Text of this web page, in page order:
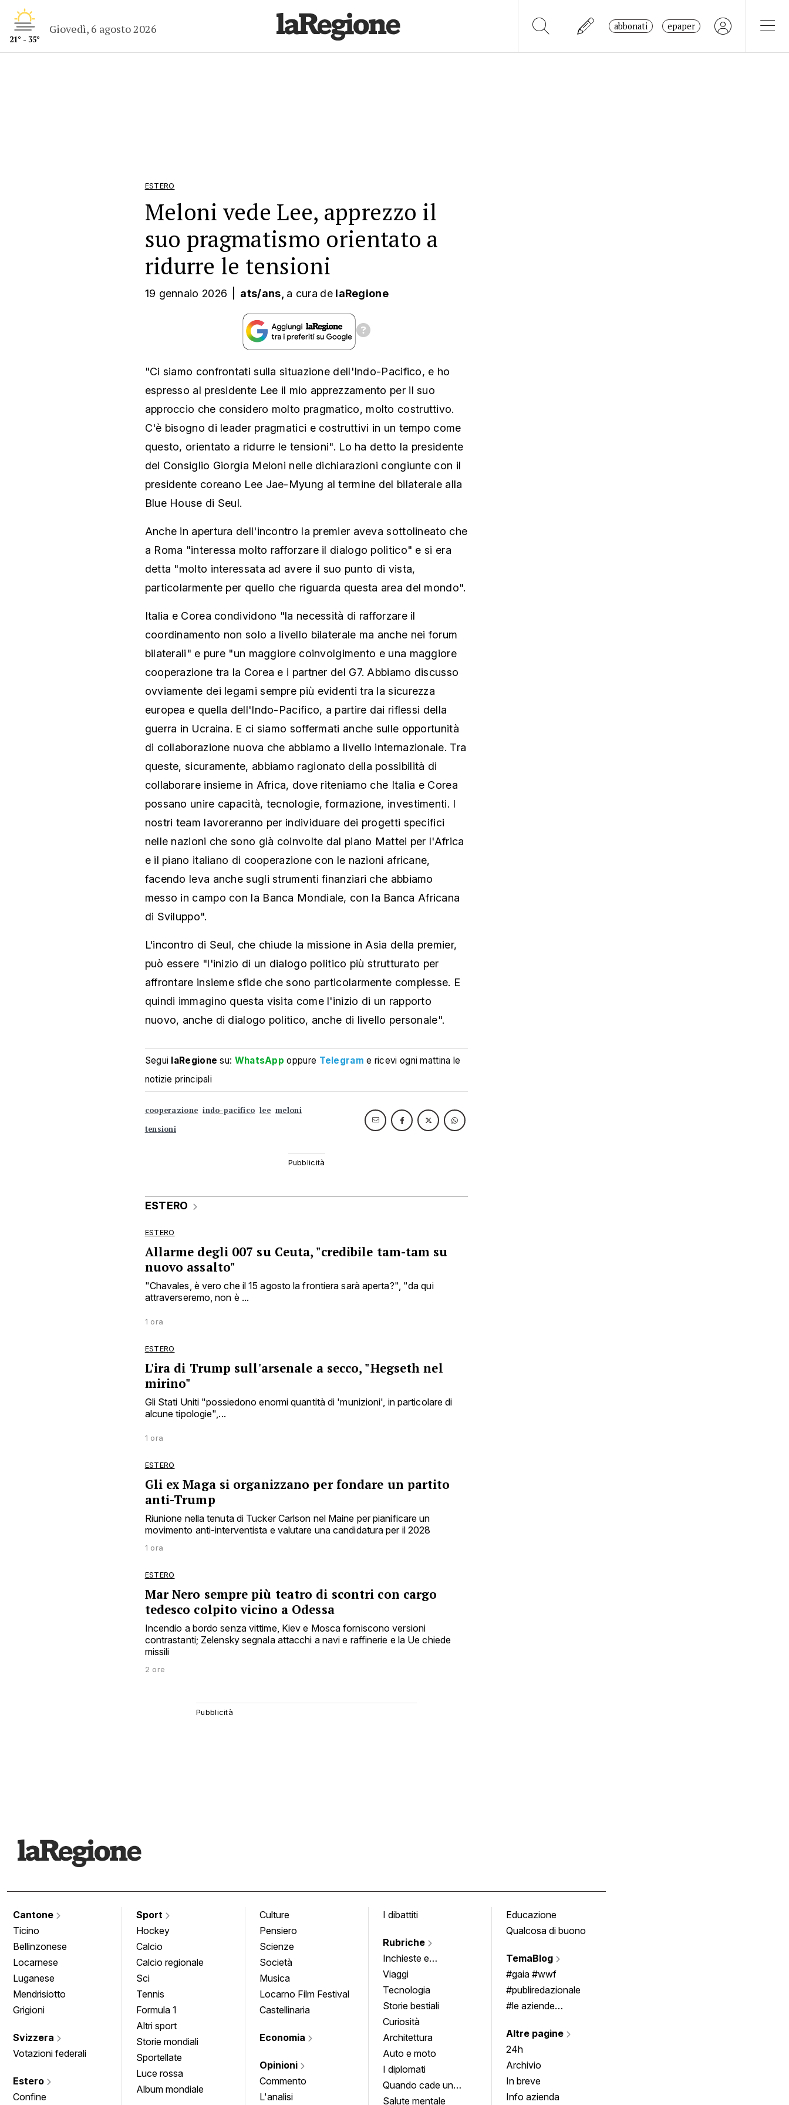
21° - 35°
Giovedì, 6 agosto 2026 abbonati epaper
ESTERO
Meloni vede Lee, apprezzo il
suo pragmatismo orientato a
ridurre le tensioni
19 gennaio 2026 ats/ans, a cura de laRegione
"Ci siamo confrontati sulla situazione dell'Indo-Pacifico, e ho
espresso al presidente Lee il mio apprezzamento per il suo
approccio che considero molto pragmatico, molto costruttivo.
C'è bisogno di leader pragmatici e costruttivi in un tempo come
questo, orientato a ridurre le tensioni". Lo ha detto la presidente
del Consiglio Giorgia Meloni nelle dichiarazioni congiunte con il
presidente coreano Lee Jae-Myung al termine del bilaterale alla
Blue House di Seul.
Anche in apertura dell'incontro la premier aveva sottolineato che
a Roma "interessa molto rafforzare il dialogo politico" e si era
detta "molto interessata ad avere il suo punto di vista,
particolarmente per quello che riguarda questa area del mondo".
Italia e Corea condividono "la necessità di rafforzare il
coordinamento non solo a livello bilaterale ma anche nei forum
bilaterali" e pure "un maggiore coinvolgimento e una maggiore
cooperazione tra la Corea e i partner del G7. Abbiamo discusso
ovviamente dei legami sempre più evidenti tra la sicurezza
europea e quella dell'Indo-Pacifico, a partire dai riflessi della
guerra in Ucraina. E ci siamo soffermati anche sulle opportunità
di collaborazione nuova che abbiamo a livello internazionale. Tra
queste, sicuramente, abbiamo ragionato della possibilità di
collaborare insieme in Africa, dove riteniamo che Italia e Corea
possano unire capacità, tecnologie, formazione, investimenti. I
nostri team lavoreranno per individuare dei progetti specifici
nelle nazioni che sono già coinvolte dal piano Mattei per l'Africa
e il piano italiano di cooperazione con le nazioni africane,
facendo leva anche sugli strumenti finanziari che abbiamo
messo in campo con la Banca Mondiale, con la Banca Africana
di Sviluppo".
L'incontro di Seul, che chiude la missione in Asia della premier,
può essere "l'inizio di un dialogo politico più strutturato per
affrontare insieme sfide che sono particolarmente complesse. E
quindi immagino questa visita come l'inizio di un rapporto
nuovo, anche di dialogo politico, anche di livello personale".
Segui laRegione su: WhatsApp oppure Telegram e ricevi ogni mattina le
notizie principali
cooperazione indo-pacifico lee meloni
tensioni
ESTERO
ESTERO
Allarme degli 007 su Ceuta, "credibile tam-tam su
nuovo assalto"
"Chavales, è vero che il 15 agosto la frontiera sarà aperta?", "da qui
attraverseremo, non è ...
1 ora
ESTERO
L'ira di Trump sull'arsenale a secco, "Hegseth nel
mirino"
Gli Stati Uniti "possiedono enormi quantità di 'munizioni', in particolare di
alcune tipologie",...
1 ora
ESTERO
Gli ex Maga si organizzano per fondare un partito
anti-Trump
Riunione nella tenuta di Tucker Carlson nel Maine per pianificare un
movimento anti-interventista e valutare una candidatura per il 2028
1 ora
ESTERO
Mar Nero sempre più teatro di scontri con cargo
tedesco colpito vicino a Odessa
Incendio a bordo senza vittime, Kiev e Mosca forniscono versioni
contrastanti; Zelensky segnala attacchi a navi e raffinerie e la Ue chiede
missili
2 ore
Cantone
Ticino
Bellinzonese
Locarnese
Luganese
Mendrisiotto
Grigioni
Svizzera
Votazioni federali
Estero
Confine
Sport
Hockey
Calcio
Calcio regionale
Sci
Tennis
Formula 1
Altri sport
Storie mondiali
Sportellate
Luce rossa
Album mondiale
Culture
Pensiero
Scienze
Società
Musica
Locarno Film Festival
Castellinaria
Economia
Opinioni
Commento
L'analisi
I dibattiti
Rubriche
Inchieste e
approfondimenti
Viaggi
Tecnologia
Storie bestiali
Curiosità
Architettura
Auto e moto
I diplomati
Quando cade un
quadro
Salute mentale
Educazione
Qualcosa di buono
TemaBlog
#gaia #wwf
#publiredazionale
#le aziende
Altre pagine
24h
Archivio
In breve
Info azienda